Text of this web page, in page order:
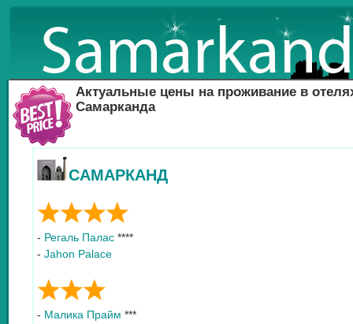
Актуальные цены на проживание в
Самарканда
САМАРКАНД
- Регаль Палас****
- Jahon Palace
- Малика Прайм ***